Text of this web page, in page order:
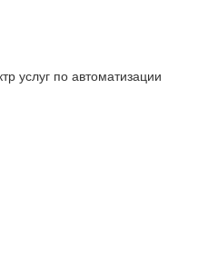
услуг по автоматизации